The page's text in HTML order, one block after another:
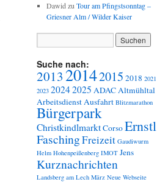
Dawid zu Tour am Pfingstsonntag –
Griesner Alm / Wilder Kaiser
Suche nach:
201320142015 2018 2021
2023 20242025 ADACAltmühltal
ArbeitsdienstAusfahrt Blitzmarathon
Bürgerpark
ChristkindlmarktCorsoErnstl
FaschingFreizeit Gaudiwurm
Helm Hohenpeißenberg IMOT Jens
Kurznachrichten
Landsberg am Lech März Neue Webseite